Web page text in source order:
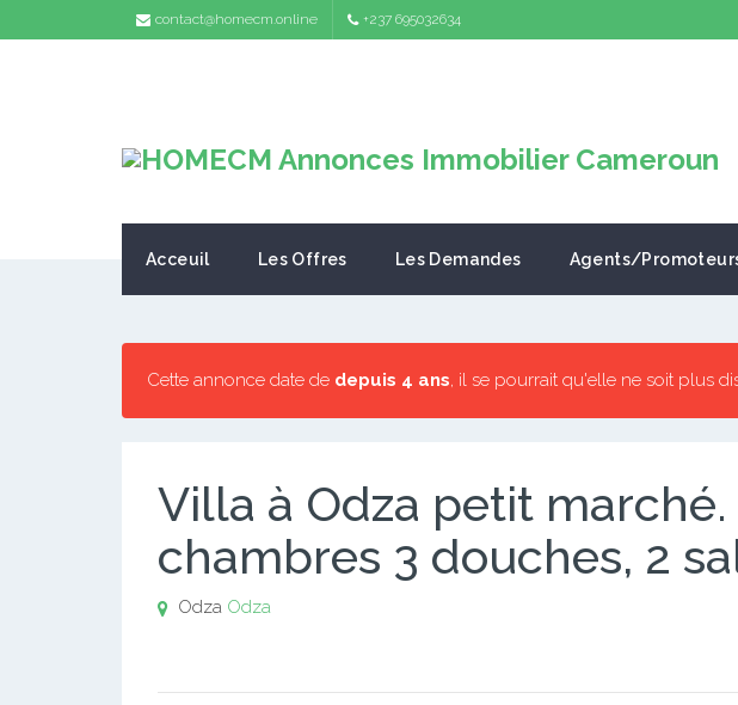
contact@homecm.online +237 695032634
Acceuil Les Offres Les Demandes Agents/
Cette annonce date de depuis 4 ans, il se pourrait qu'elle ne soit plus
Villa à Odza petit marché.
chambres 3 douches, 2
Odza Odza